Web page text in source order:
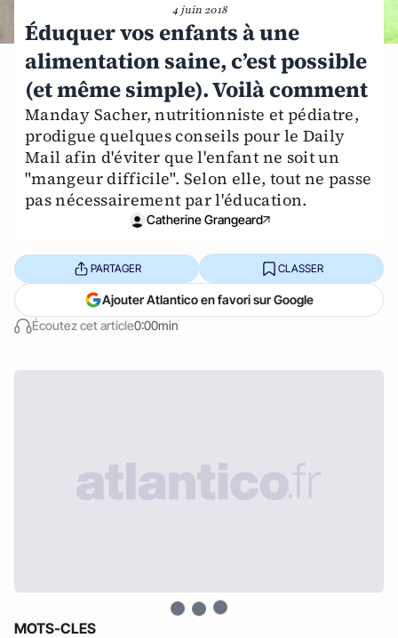
4 juin 2018
Éduquer vos enfants à une
alimentation saine, c’est possible
(et même simple). Voilà comment
Manday Sacher, nutritionniste et pédiatre,
prodigue quelques conseils pour le Daily
Mail afin d'éviter que l'enfant ne soit un
"mangeur difficile". Selon elle, tout ne passe
pas nécessairement par l'éducation.
Catherine Grangeard
Écoutez cet article0:00min
PARTAGER CLASSER
Ajouter Atlantico en favori sur Google
MOTS-CLES